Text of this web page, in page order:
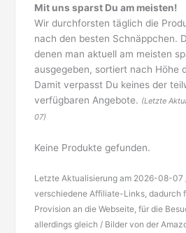
Mit uns sparst Du am meisten!
Wir durchforsten täglich die
nach den besten Schnäppchen.
denen man aktuell am meisten
ausgegeben, sortiert nach Höhe
Damit verpasst Du keines der
verfügbaren Angebote. (Letzte
07)
Keine Produkte gefunden.
Letzte Aktualisierung am 2026-08-07
verschiedene Affiliate-Links, dadurch
Provision an die Webseite, für die
allerdings gleich / Bilder von der